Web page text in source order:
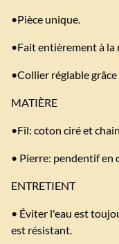
•Pièce unique.
•Fait entièrement à la
•Collier réglable
MATIÈRE
•Fil: coton ciré et
• Pierre: pendentif en
ENTRETIENT
• Éviter l'eau est
est résistant.